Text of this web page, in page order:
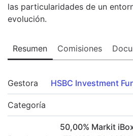
las particularidades de un
evolución.
Resumen Comisiones
Gestora HSBC Investment
Categoría
50,00% Markit